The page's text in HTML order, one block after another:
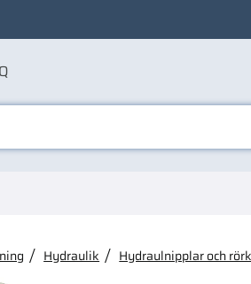
produkter
Hydraulik Hydraulnipplar och